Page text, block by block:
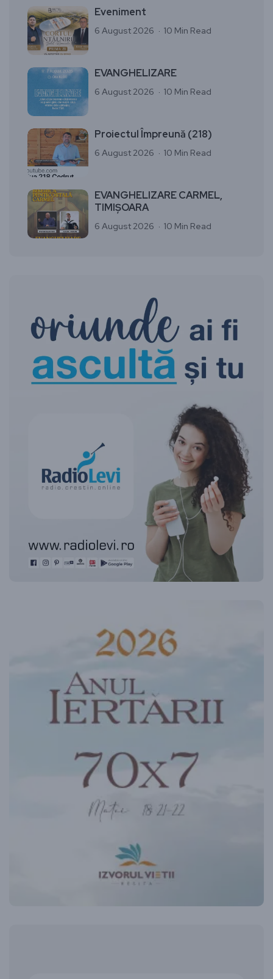
Eveniment
6 August 2026 10 Min Read
EVANGHELIZARE
6 August 2026 10 Min Read
Proiectul Împreună (218)
6 August 2026 10 Min Read
EVANGHELIZARE CARMEL,
TIMIȘOARA
6 August 2026 10 Min Read